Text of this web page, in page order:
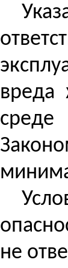
вреда
среде
не